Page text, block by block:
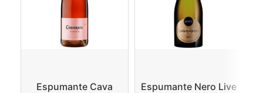
Espumante Cava
Espumante Nero Live